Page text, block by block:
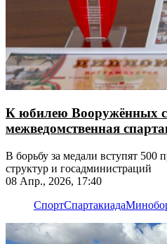
К юбилею Вооружённых
межведомственная
В борьбу за медали вступят 500
структур и госадминистраций
08 Апр., 2026, 17:40
СпортСпартакиада